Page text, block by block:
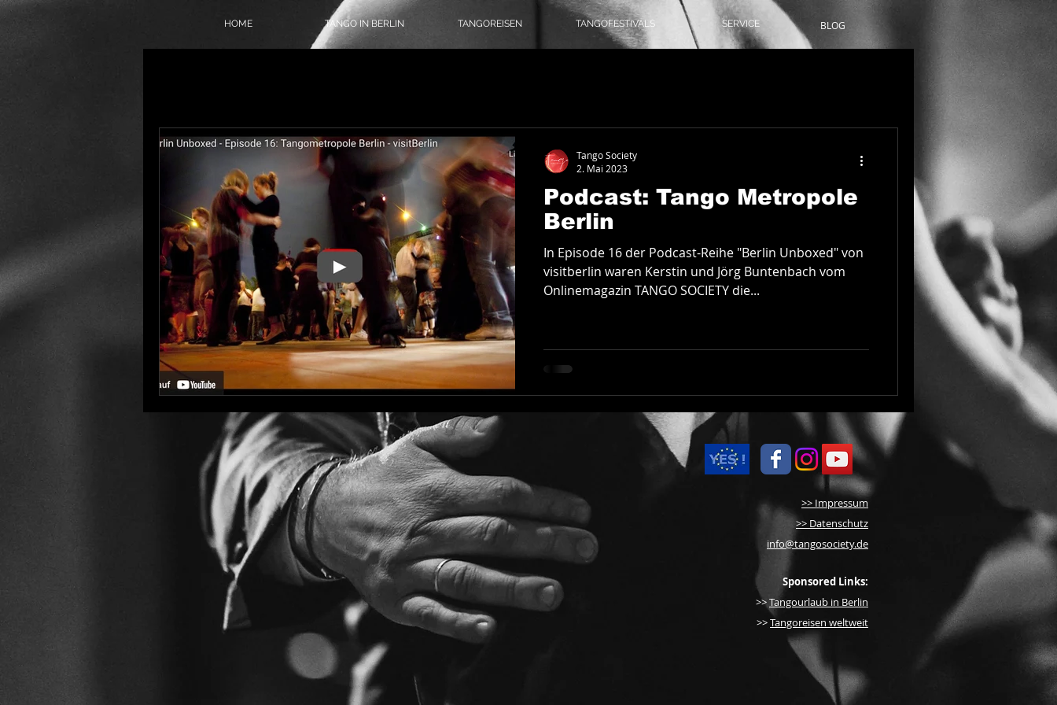
HOME TANGO IN BERLIN TANGOREISEN TANGOFESTIVALS SERVICE BLOG
Tangokolumne Tangofilm Tango-Logbuch Theater, Ballett & Show
Politik Geschichte Tangomode & Schuhe Coronatango
Online-Milonga Tangoverein Tangokultur Event-Tipps Jobs
Tango Society Mitglied
Podcast: Tango Metropole
Berlin
In Episode 16 der Podcast-Reihe "Berlin Unboxed" von
visitberlin waren Kerstin und Jörg Buntenbach vom
Onlinemagazin TANGO SOCIETY die...
Tango Society
2. Mai 2023
>> Impressum
>> Datenschutz
info@tangosociety.de
Sponsored Links:
>>Tangourlaub in Berlin
>>Tangoreisen weltweit